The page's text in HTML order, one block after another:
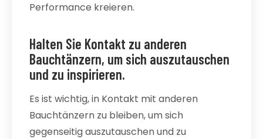
Performance kreieren.
Halten Sie Kontakt zu anderen
Bauchtänzern, um sich auszutauschen
und zu inspirieren.
Es ist wichtig, in Kontakt mit anderen
Bauchtänzern zu bleiben, um sich
gegenseitig auszutauschen und zu